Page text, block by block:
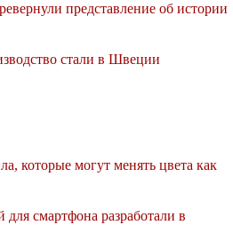
представление об истории
стали в Швеции
которые могут менять цвета как
смартфона разработали в